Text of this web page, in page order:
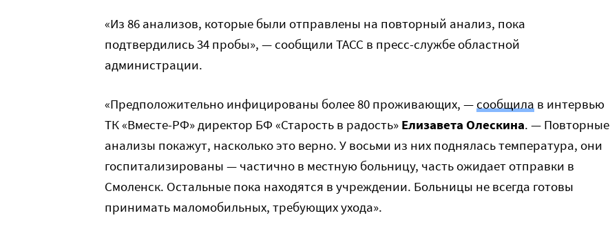
«Из 86 анализов, которые были отправлены на повторный анализ, пока
подтвердились 34 пробы», — сообщили ТАСС в пресс-службе областной
администрации.
«Предположительно инфицированы более 80 проживающих, —сообщила в интервью
ТК «Вместе-РФ» директор БФ «Старость в радость» Елизавета Олескина. — Повторные
анализы покажут, насколько это верно. У восьми из них поднялась температура, они
госпитализированы — частично в местную больницу, часть ожидает отправки в
Смоленск. Остальные пока находятся в учреждении. Больницы не всегда готовы
принимать маломобильных, требующих ухода».